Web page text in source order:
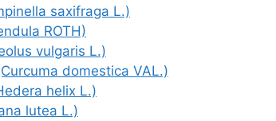
saxif­ra­ga L.)
ROTH)
vul­ga­ris L.)
dome­sti­ca VAL.)
helix L.)
lutea L.)